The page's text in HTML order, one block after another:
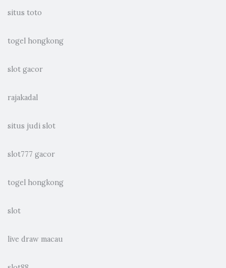
situs toto
togel hongkong
slot gacor
rajakadal
situs judi slot
slot777 gacor
togel hongkong
slot
live draw macau